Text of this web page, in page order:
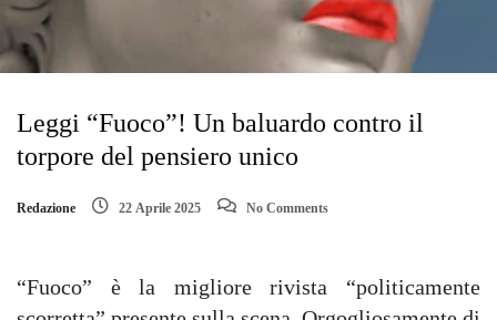
Leggi “Fuoco”! Un baluardo contro il
torpore del pensiero unico
Redazione 22 Aprile 2025 No Comments
“Fuoco” è la migliore rivista “politicamente